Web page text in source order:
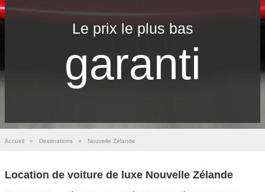
Le prix le​ plus bas
garanti
Accueil » Destinations » Nouvelle Zélande
Location de voiture de luxe Nouvelle Zélande